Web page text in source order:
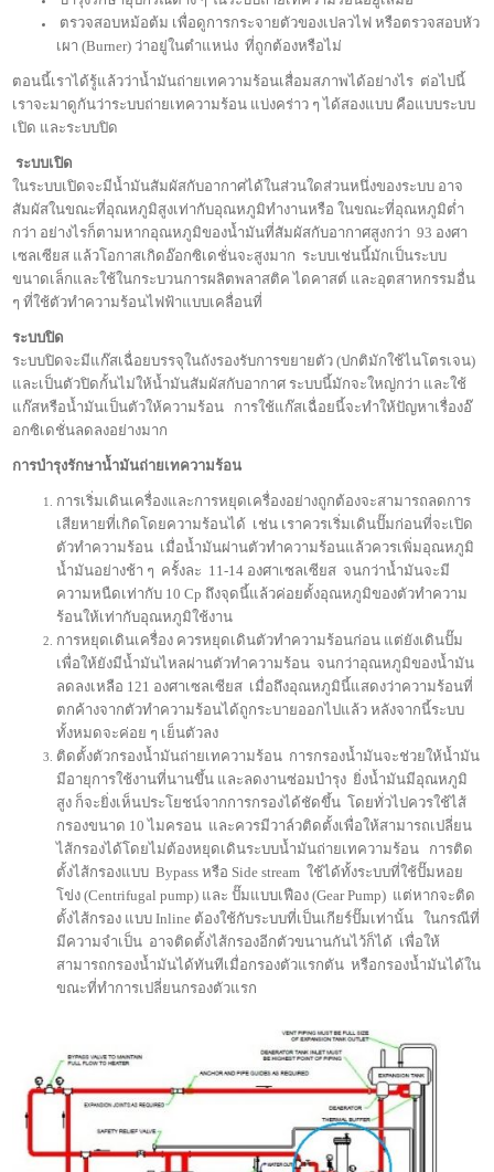
ตรวจสอบหม้อต้ม เพื่อดูการกระจายตัวของเปลวไฟ หรือตรวจสอบหัว
เผา (Burner) ว่าอยู่ในตำแหน่ง ที่ถูกต้องหรือไม่
ตอนนี้เราได้รู้แล้วว่าน้ำมันถ่ายเทความร้อนเสื่อมสภาพได้อย่างไร ต่อไปนี้
เราจะมาดูกันว่าระบบถ่ายเทความร้อน แบ่งคร่าว ๆ ได้สองแบบ คือแบบระบบ
เปิด และระบบปิด
ระบบเปิด
ในระบบเปิดจะมีน้ำมันสัมผัสกับอากาศได้ในส่วนใดส่วนหนึ่งของระบบ อาจ
สัมผัสในขณะที่อุณหภูมิสูงเท่ากับอุณหภูมิทำงานหรือ ในขณะที่อุณหภูมิต่ำ
กว่า อย่างไรก็ตามหากอุณหภูมิของน้ำมันที่สัมผัสกับอากาศสูงกว่า 93 องศา
เซลเซียส แล้วโอกาสเกิดอ๊อกซิเดชั่นจะสูงมาก ระบบเช่นนี้มักเป็นระบบ
ขนาดเล็กและใช้ในกระบวนการผลิตพลาสติค ไดคาสต์ และอุตสาหกรรมอื่น
ๆ ที่ใช้ตัวทำความร้อนไฟฟ้าแบบเคลื่อนที่
ระบบปิด
ระบบปิดจะมีแก๊สเฉื่อยบรรจุในถังรองรับการขยายตัว (ปกติมักใช้ไนโตรเจน)
และเป็นตัวปิดกั้นไม่ให้น้ำมันสัมผัสกับอากาศ ระบบนี้มักจะใหญ่กว่า และใช้
แก๊สหรือน้ำมันเป็นตัวให้ความร้อน การใช้แก๊สเฉื่อยนี้จะทำให้ปัญหาเรื่องอ๊
อกซิเดชั่นลดลงอย่างมาก
การบำรุงรักษาน้ำมันถ่ายเทความร้อน
การเริ่มเดินเครื่องและการหยุดเครื่องอย่างถูกต้องจะสามารถลดการ
เสียหายที่เกิดโดยความร้อนได้ เช่น เราควรเริ่มเดินปั๊มก่อนที่จะเปิด
ตัวทำความร้อน เมื่อน้ำมันผ่านตัวทำความร้อนแล้วควรเพิ่มอุณหภูมิ
น้ำมันอย่างช้า ๆ ครั้งละ 11-14 องศาเซลเซียส จนกว่าน้ำมันจะมี
ความหนืดเท่ากับ 10 Cp ถึงจุดนี้แล้วค่อยตั้งอุณหภูมิของตัวทำความ
ร้อนให้เท่ากับอุณหภูมิใช้งาน
การหยุดเดินเครื่อง ควรหยุดเดินตัวทำความร้อนก่อน แต่ยังเดินปั๊ม
เพื่อให้ยังมีน้ำมันไหลผ่านตัวทำความร้อน จนกว่าอุณหภูมิของน้ำมัน
ลดลงเหลือ 121 องศาเซลเซียส เมื่อถึงอุณหภูมินี้แสดงว่าความร้อนที่
ตกค้างจากตัวทำความร้อนได้ถูกระบายออกไปแล้ว หลังจากนี้ระบบ
ทั้งหมดจะค่อย ๆ เย็นตัวลง
ติดตั้งตัวกรองน้ำมันถ่ายเทความร้อน การกรองน้ำมันจะช่วยให้น้ำมัน
มีอายุการใช้งานที่นานขึ้น และลดงานซ่อมบำรุง ยิ่งน้ำมันมีอุณหภูมิ
สูง ก็จะยิ่งเห็นประโยชน์จากการกรองได้ชัดขึ้นโดยทั่วไปควรใช้ไส้
กรองขนาด 10 ไมครอน และควรมีวาล์วติดตั้งเพื่อให้สามารถเปลี่ยน
ไส้กรองได้โดยไม่ต้องหยุดเดินระบบน้ำมันถ่ายเทความร้อน การติด
ตั้งไส้กรองแบบ Bypass หรือ Side stream ใช้ได้ทั้งระบบที่ใช้ปั๊มหอย
โข่ง (Centrifugal pump) และ ปั๊มแบบเฟือง (Gear Pump) แต่หากจะติด
ตั้งไส้กรอง แบบ Inline ต้องใช้กับระบบที่เป็นเกียร์ปั๊มเท่านั้น ในกรณีที่
มีความจำเป็น อาจติดตั้งไส้กรองอีกตัวขนานกันไว้ก็ได้ เพื่อให้
สามารถกรองน้ำมันได้ทันทีเมื่อกรองตัวแรกตัน หรือกรองน้ำมันได้ใน
ขณะที่ทำการเปลี่ยนกรองตัวแรก